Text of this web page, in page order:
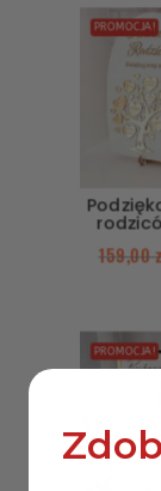
PROMOCJA!
159,00
PROMOCJA!